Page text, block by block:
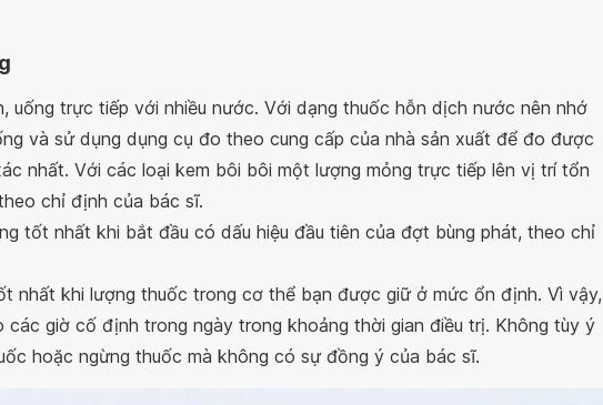
uống trực tiếp với nhiều nước. Với dạng thuốc hỗn dịch nước nên nhớ
và sử dụng dụng cụ đo theo cung cấp của nhà sản xuất để đo được
nhất. Với các loại kem bôi bôi một lượng mỏng trực tiếp lên vị trí tổn
chỉ định của bác sĩ.
tốt nhất khi bắt đầu có dấu hiệu đầu tiên của đợt bùng phát, theo chỉ
nhất khi lượng thuốc trong cơ thể bạn được giữ ở mức ổn định. Vì vậy,
các giờ cố định trong ngày trong khoảng thời gian điều trị. Không tùy ý
hoặc ngừng thuốc mà không có sự đồng ý của bác sĩ.